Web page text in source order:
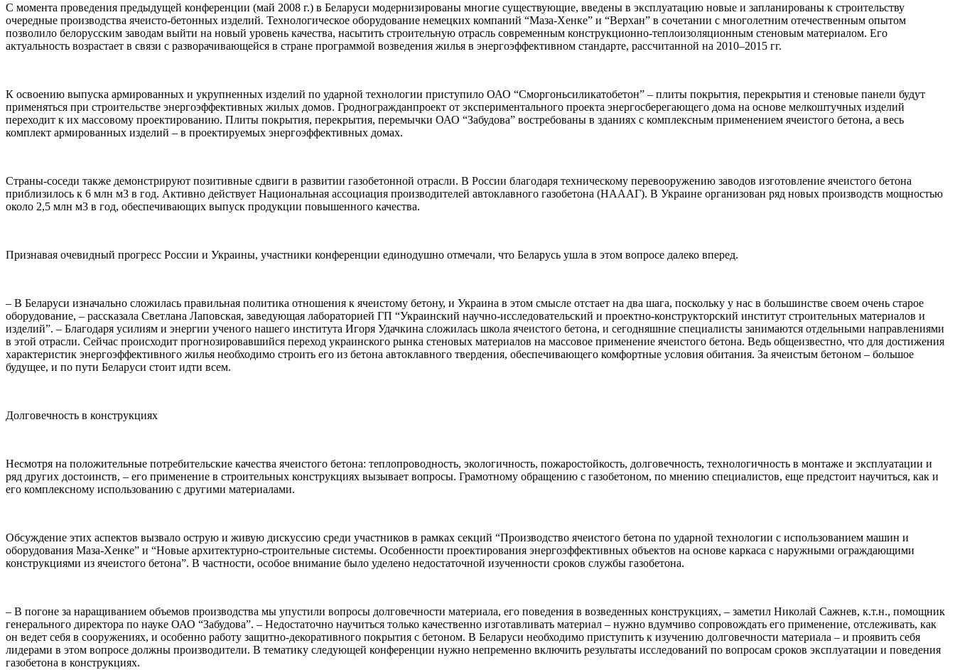
С момента проведения предыдущей конференции (май 2008 г.) в Беларуси модернизированы многие существующие, введены в эксплуатацию новые и запланированы к строительству
очередные производства ячеисто-бетонных изделий. Технологическое оборудование немецких компаний “Маза-Хенке” и “Верхан” в сочетании с многолетним отечественным опытом
позволило белорусским заводам выйти на новый уровень качества, насытить строительную отрасль современным конструкционно-теплоизоляционным стеновым материалом. Его
актуальность возрастает в связи с разворачивающейся в стране программой возведения жилья в энергоэффективном стандарте, рассчитанной на 2010–2015 гг.
К освоению выпуска армированных и укрупненных изделий по ударной технологии приступило ОАО “Сморгоньсиликатобетон” – плиты покрытия, перекрытия и стеновые панели будут
применяться при строительстве энергоэффективных жилых домов. Гродногражданпроект от экспериментального проекта энергосберегающего дома на основе мелкоштучных изделий
переходит к их массовому проектированию. Плиты покрытия, перекрытия, перемычки ОАО “Забудова” востребованы в зданиях с комплексным применением ячеистого бетона, а весь
комплект армированных изделий – в проектируемых энергоэффективных домах.
Страны-соседи также демонстрируют позитивные сдвиги в развитии газобетонной отрасли. В России благодаря техническому перевооружению заводов изготовление ячеистого бетона
приблизилось к 6 млн м3 в год. Активно действует Национальная ассоциация производителей автоклавного газобетона (НАААГ). В Украине организован ряд новых производств мощностью
около 2,5 млн м3 в год, обеспечивающих выпуск продукции повышенного качества.
Признавая очевидный прогресс России и Украины, участники конференции единодушно отмечали, что Беларусь ушла в этом вопросе далеко вперед.
– В Беларуси изначально сложилась правильная политика отношения к ячеистому бетону, и Украина в этом смысле отстает на два шага, поскольку у нас в большинстве своем очень старое
оборудование, – рассказала Светлана Лаповская, заведующая лабораторией ГП “Украинский научно-исследовательский и проектно-конструкторский институт строительных материалов и
изделий”. – Благодаря усилиям и энергии ученого нашего института Игоря Удачкина сложилась школа ячеистого бетона, и сегодняшние специалисты занимаются отдельными направлениями
в этой отрасли. Сейчас происходит прогнозировавшийся переход украинского рынка стеновых материалов на массовое применение ячеистого бетона. Ведь общеизвестно, что для достижения
характеристик энергоэффективного жилья необходимо строить его из бетона автоклавного твердения, обеспечивающего комфортные условия обитания. За ячеистым бетоном – большое
будущее, и по пути Беларуси стоит идти всем.
Долговечность в конструкциях
Несмотря на положительные потребительские качества ячеистого бетона: теплопроводность, экологичность, пожаростойкость, долговечность, технологичность в монтаже и эксплуатации и
ряд других достоинств, – его применение в строительных конструкциях вызывает вопросы. Грамотному обращению с газобетоном, по мнению специалистов, еще предстоит научиться, как и
его комплексному использованию с другими материалами.
Обсуждение этих аспектов вызвало острую и живую дискуссию среди участников в рамках секций “Производство ячеистого бетона по ударной технологии с использованием машин и
оборудования Маза-Хенке” и “Новые архитектурно-строительные системы. Особенности проектирования энергоэффективных объектов на основе каркаса с наружными ограждающими
конструкциями из ячеистого бетона”. В частности, особое внимание было уделено недостаточной изученности сроков службы газобетона.
– В погоне за наращиванием объемов производства мы упустили вопросы долговечности материала, его поведения в возведенных конструкциях, – заметил Николай Сажнев, к.т.н., помощник
генерального директора по науке ОАО “Забудова”. – Недостаточно научиться только качественно изготавливать материал – нужно вдумчиво сопровождать его применение, отслеживать, как
он ведет себя в сооружениях, и особенно работу защитно-декоративного покрытия с бетоном. В Беларуси необходимо приступить к изучению долговечности материала – и проявить себя
лидерами в этом вопросе должны производители. В тематику следующей конференции нужно непременно включить результаты исследований по вопросам сроков эксплуатации и поведения
газобетона в конструкциях.